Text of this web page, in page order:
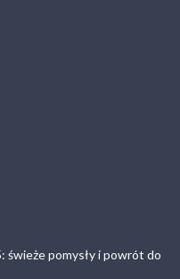
świeże pomysły i powrót do